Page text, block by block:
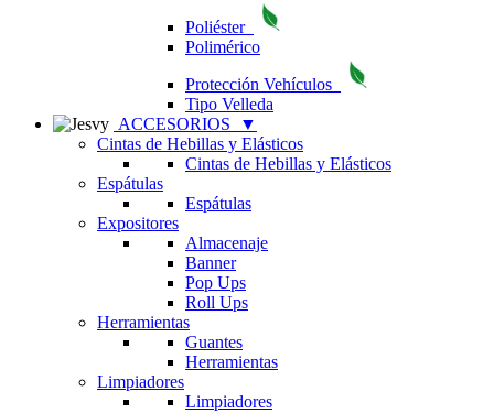
Poliéster
Polimérico
Protección Vehículos
Tipo Velleda
ACCESORIOS
▼
Cintas de Hebillas y Elásticos
Cintas de Hebillas y Elásticos
Espátulas
Espátulas
Expositores
Almacenaje
Banner
Pop Ups
Roll Ups
Herramientas
Guantes
Herramientas
Limpiadores
Limpiadores